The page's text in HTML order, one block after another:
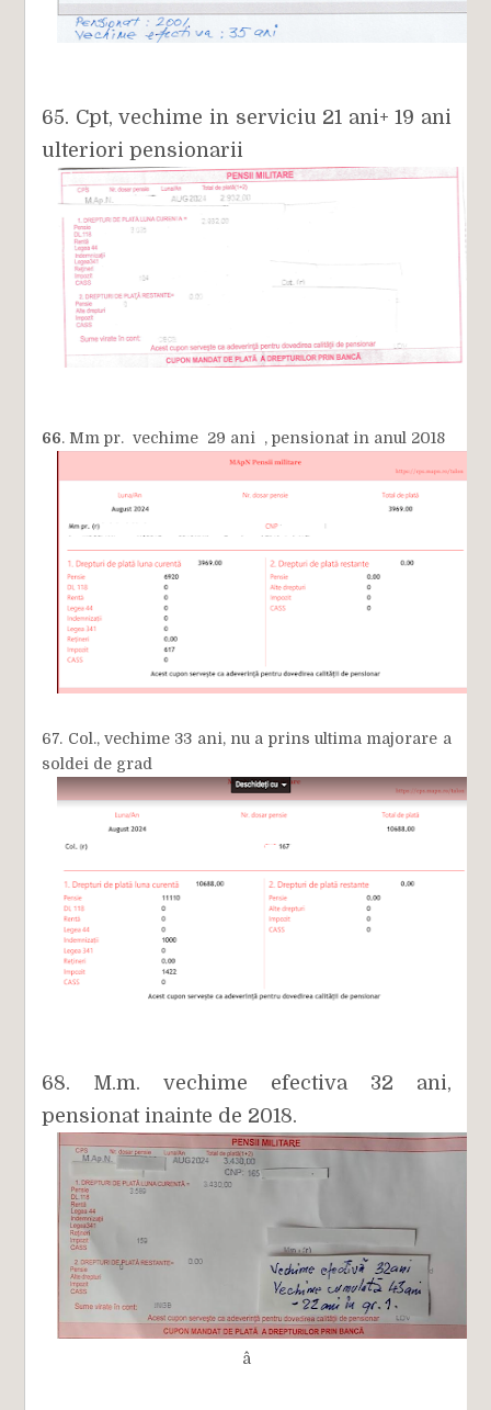
65. Cpt, vechime in serviciu 21 ani+ 19 ani
ulteriori pensionarii
66. Mm pr. vechime 29 ani , pensionat in anul 2018
67. Col., vechime 33 ani, nu a prins ultima majorare a
soldei de grad
68. M.m. vechime efectiva 32 ani,
pensionat inainte de 2018.
â